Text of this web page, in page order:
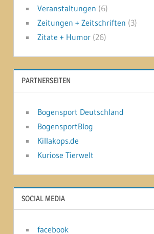
Veranstaltungen (6)
Zeitungen + Zeitschriften (3)
Zitate + Humor(26)
PARTNERSEITEN
Bogensport Deutschland
BogensportBlog
Killakops.de
Kuriose Tierwelt
SOCIAL MEDIA
facebook